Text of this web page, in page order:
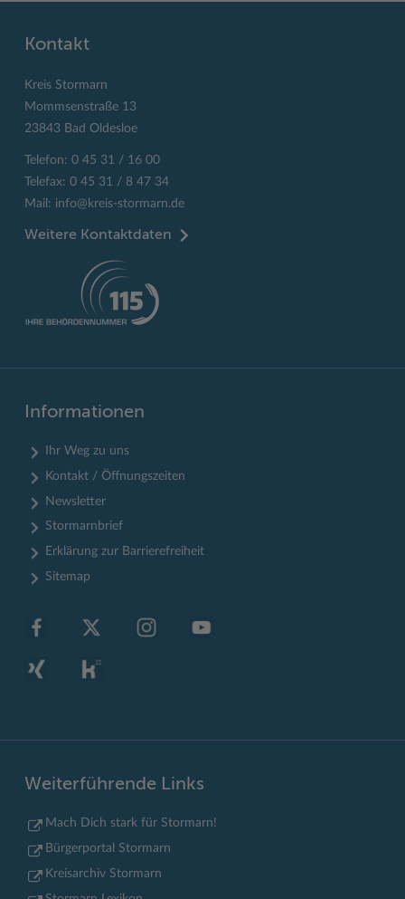
Kontakt
Kreis Stormarn
Mommsenstraße 13
23843 Bad Oldesloe
Telefon: 0 45 31 / 16 00
Telefax: 0 45 31 / 8 47 34
Mail: info@kreis-stormarn.de
Weitere Kontaktdaten
Informationen
Ihr Weg zu uns
Kontakt / Öffnungszeiten
Newsletter
Stormarnbrief
Erklärung zur Barrierefreiheit
Sitemap
Weiterführende Links
Mach Dich stark für Stormarn!
Bürgerportal Stormarn
Kreisarchiv Stormarn